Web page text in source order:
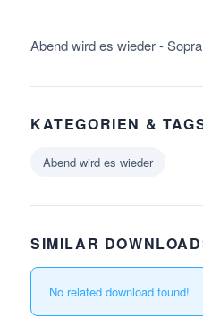
Abend wird es wieder -
KATEGORIEN &
Abend wird es wieder
SIMILAR
No related download found!